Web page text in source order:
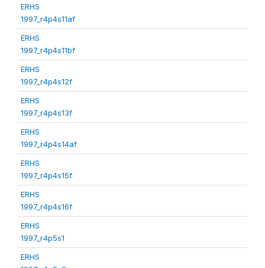
ERHS
1997_r4p4s11af
ERHS
1997_r4p4s11bf
ERHS
1997_r4p4s12f
ERHS
1997_r4p4s13f
ERHS
1997_r4p4s14af
ERHS
1997_r4p4s15f
ERHS
1997_r4p4s16f
ERHS
1997_r4p5s1
ERHS